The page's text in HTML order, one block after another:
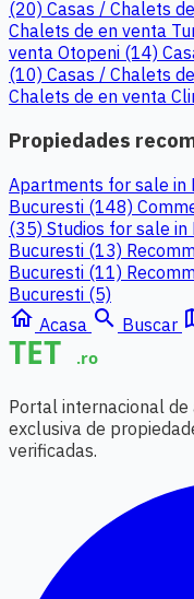
(20) Casas / Chalets
Chalets de en venta
venta Otopeni (14)
(10) Casas / Chalets
Chalets de en venta
Propiedades
Apartments for sale in
Bucuresti (148)
(35) Studios for sale
Bucuresti (13)
Bucuresti (11)
Bucuresti (5)
home Acasa search Buscar
Portal internacional de
exclusiva de
verificadas.